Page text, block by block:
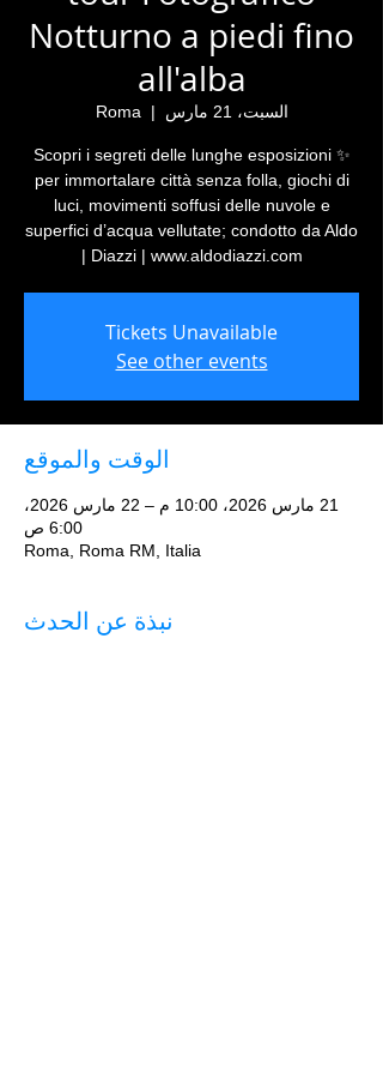
Notturno a piedi fino
all'alba
السبت، 21 مارس
  |
Roma
✨ Scopri i segreti delle lunghe esposizioni
per immortalare città senza folla, giochi di
luci, movimenti soffusi delle nuvole e
superfici d’acqua vellutate; condotto da Aldo
Diazzi | www.aldodiazzi.com |
Tickets Unavailable
See other events
الوقت والموقع
21 مارس 2026، 10:00 م – 22 مارس 2026،
6:00 ص
Roma, Roma RM, Italia
نبذة عن الحدث